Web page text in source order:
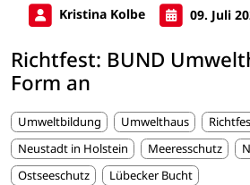
Kristina Kolbe 09. Juli
Richtfest: BUND
Form an
Umweltbildung Umwelthaus
Neustadt in Holstein
Meeresschutz
Ostseeschutz
Lübecker Bucht